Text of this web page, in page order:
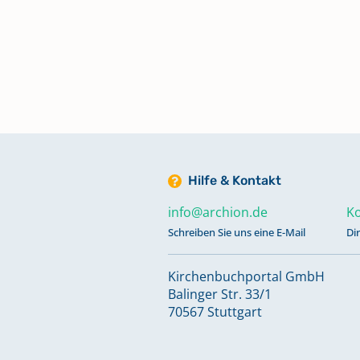
Hilfe & Kontakt
info@archion.de
Schreiben Sie uns eine E-Mail
Kirchenbuchportal GmbH
Balinger Str. 33/1
70567 Stuttgart